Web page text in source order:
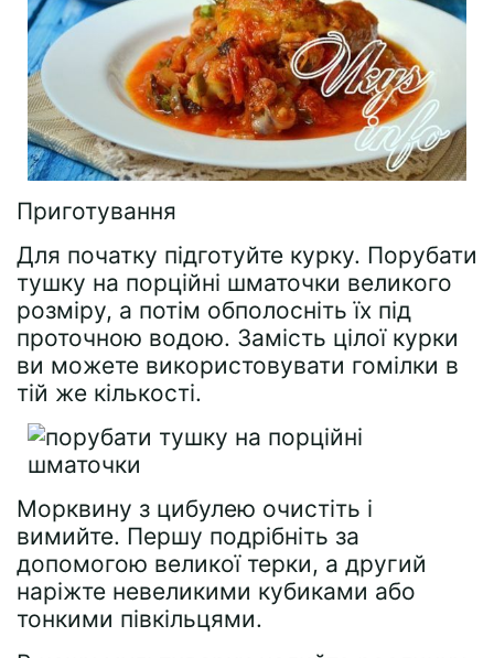
Приготування
Для початку підготуйте курку. Порубати
тушку на порційні шматочки великого
розміру, а потім обполосніть їх під
проточною водою. Замість цілої курки
ви можете використовувати гомілки в
тій же кількості.
Морквину з цибулею очистіть і
вимийте. Першу подрібніть за
допомогою великої терки, а другий
наріжте невеликими кубиками або
тонкими півкільцями.